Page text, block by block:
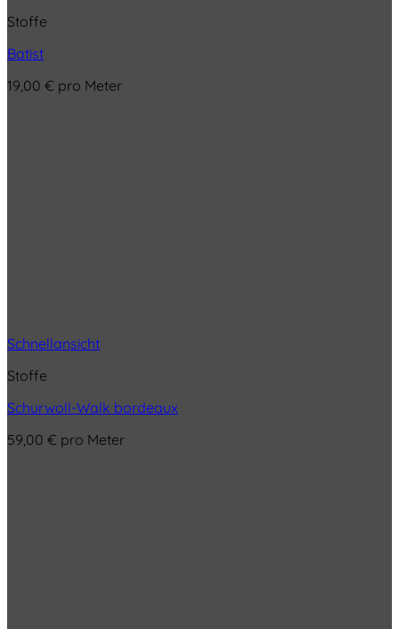
Stoffe
Batist
19,00 € pro Meter
Schnellansicht
Stoffe
Schurwoll-Walk bordeaux
59,00 € pro Meter